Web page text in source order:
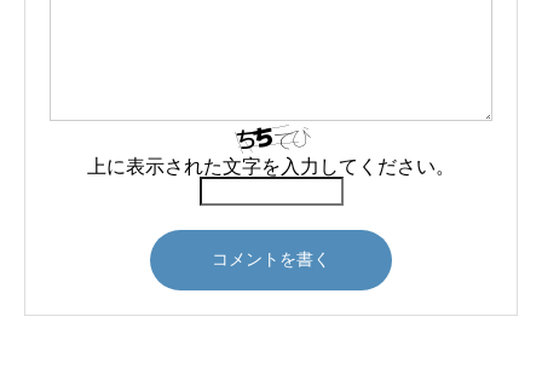
上に表示された文字を入力してください。